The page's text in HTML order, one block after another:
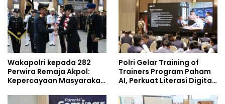
Wakapolri kepada 282
Perwira Remaja Akpol:
Kepercayaan Masyarakat
Polri Gelar Training of
Trainers Program Paham
AI, Perkuat Literasi Digital